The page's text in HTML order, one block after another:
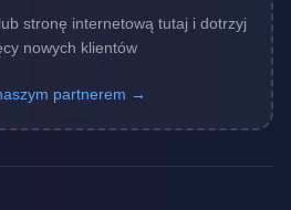
stronę internetową tutaj i dotrzyj
nowych klientów
partnerem →